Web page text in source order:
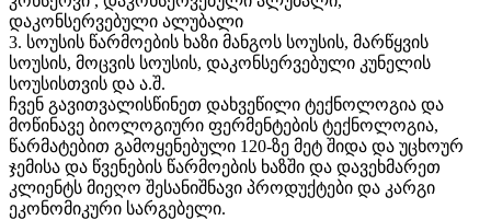
დაკონსერვებული ალუბალი
3. სოუსის წარმოების ხაზი მანგოს სოუსის, მარწყვის
სოუსის, მოცვის სოუსის, დაკონსერვებული კუნელის
სოუსისთვის და ა.შ.
ჩვენ გავითვალისწინეთ დახვეწილი ტექნოლოგია და
მოწინავე ბიოლოგიური ფერმენტების ტექნოლოგია,
წარმატებით გამოყენებული 120-ზე მეტ შიდა და უცხოურ
ჯემისა და წვენების წარმოების ხაზში და დავეხმარეთ
კლიენტს მიეღო შესანიშნავი პროდუქტები და კარგი
ეკონომიკური სარგებელი.